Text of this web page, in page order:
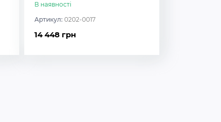
В наявності
Артикул: 0202-0017
14 448 грн